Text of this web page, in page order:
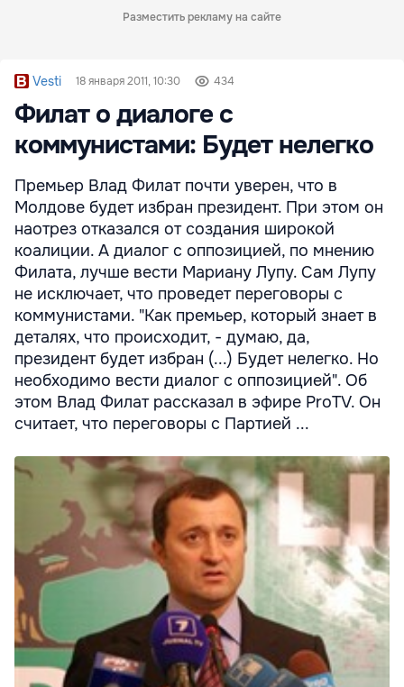
Разместить рекламу на сайте
Vesti 18 января 2011, 10:30 434
Филат о диалоге с
коммунистами: Будет нелегко
Премьер Влад Филат почти уверен, что в
Молдове будет избран президент. При этом он
наотрез отказался от создания широкой
коалиции. А диалог с оппозицией, по мнению
Филата, лучше вести Мариану Лупу. Сам Лупу
не исключает, что проведет переговоры с
коммунистами. "Как премьер, который знает в
деталях, что происходит, - думаю, да,
президент будет избран (...) Будет нелегко. Но
необходимо вести диалог с оппозицией". Об
этом Влад Филат рассказал в эфире ProTV. Он
считает, что переговоры с Партией ...